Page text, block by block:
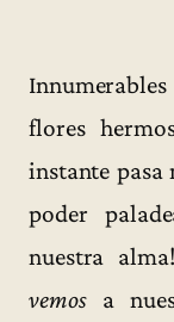
flores
instante pasa
poder
nuestra
vemosa